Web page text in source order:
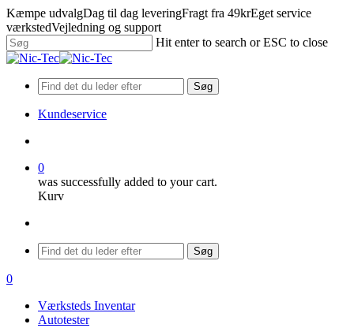
Skip
to
main
content
Kæmpe udvalgDag til dag leveringFragt fra 49krEget service
værkstedVejledning og support
Hit enter to search or ESC to close
Close
Søg
Kundeservice
0
was successfully added to your cart.
Kurv
Menu
Søg
search
0
Værksteds Inventar
Autotester